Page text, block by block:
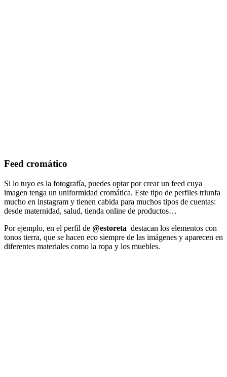
Feed cromático
Si lo tuyo es la fotografía, puedes optar por crear un feed cuya
imagen tenga un uniformidad cromática. Este tipo de perfiles triunfa
mucho en instagram y tienen cabida para muchos tipos de cuentas:
desde maternidad, salud, tienda online de productos…
Por ejemplo, en el perfil de @estoreta destacan los elementos con
tonos tierra, que se hacen eco siempre de las imágenes y aparecen en
diferentes materiales como la ropa y los muebles.